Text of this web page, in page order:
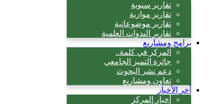
تقارير سنوية
تقارير موازية
تقارير موضوعاتية
تقارير الندوات العلمية
برامج ومشاريع
المركز في كلمة..
جائزة التميز الجامعي
دعم نشر البحوث
تعاون ومشاريع
آخر الأخبار
أخبار المركز